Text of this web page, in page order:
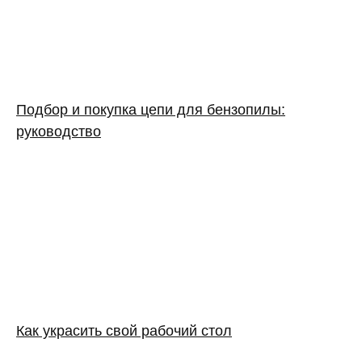
Подбор и покупка цепи для бензопилы:
руководство
Как украсить свой рабочий стол